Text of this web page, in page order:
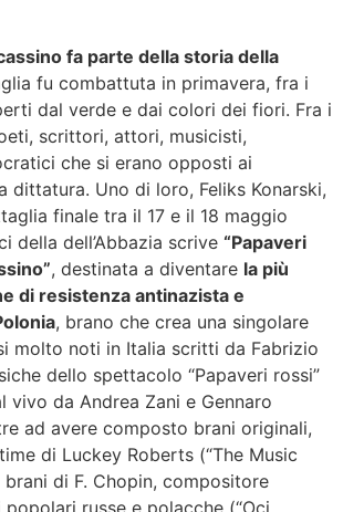
fa parte della storia della
fu combattuta in primavera, fra i
dal verde e dai colori dei fiori. Fra i
scrittori, attori, musicisti,
che si erano opposti ai
dittatura. Uno di loro, Feliks Konarski,
finale tra il 17 e il 18 maggio
della dell’Abbazia scrive “Papaveri
, destinata a diventare la più
di resistenza antinazista e
, brano che crea una singolare
molto noti in Italia scritti da Fabrizio
dello spettacolo “Papaveri rossi”
vivo da Andrea Zani e Gennaro
ad avere composto brani originali,
di Luckey Roberts (“The Music
brani di F. Chopin, compositore
russe e polacche (“Oci